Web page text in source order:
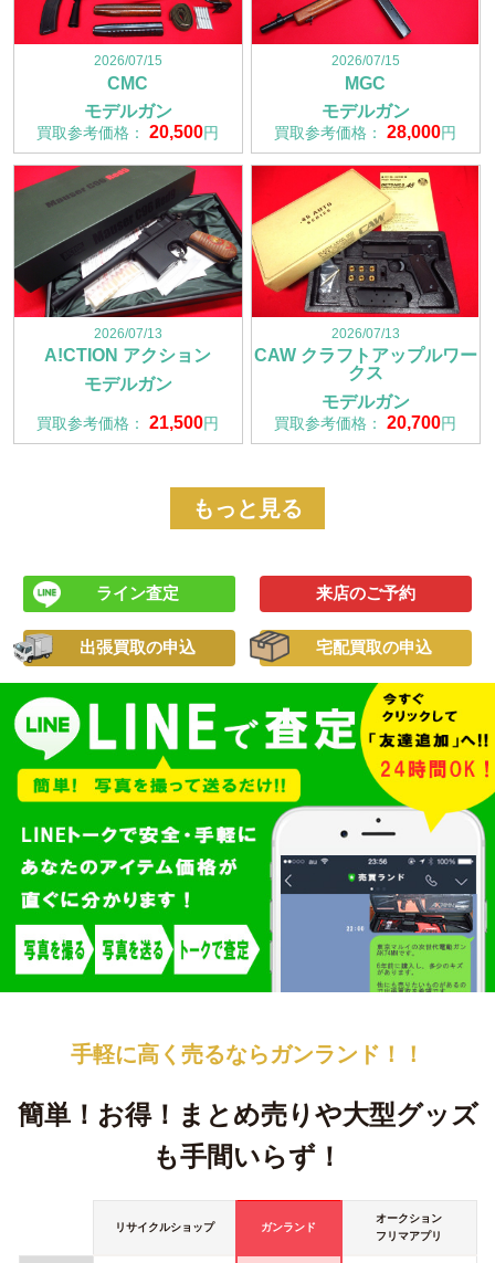
2026/07/15
CMC
モデルガン
買取参考価格：20,500円
2026/07/15
MGC
モデルガン
買取参考価格：28,000円
2026/07/13
A!CTION アクション
モデルガン
買取参考価格：21,500円
2026/07/13
CAW クラフトアップルワー
クス
モデルガン
買取参考価格：20,700円
もっと見る
ライン査定 来店のご予約
出張買取の申込 宅配買取の申込
手軽に高く売るならガンランド！！
簡単！お得！ まとめ売りや大型グッズ
も手間いらず！
リサイクルショップ ガンランド
オークション
フリマアプリ